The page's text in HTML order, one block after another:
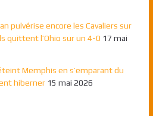
pulvérise encore les Cavaliers sur
quittent l’Ohio sur un 4-0 17 mai
Memphis en s’emparant du
hiberner 15 mai 2026